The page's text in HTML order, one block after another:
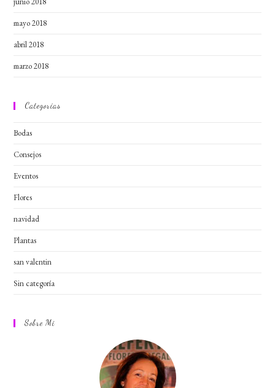
mayo 2018
abril 2018
marzo 2018
Categorías
Bodas
Consejos
Eventos
Flores
navidad
Plantas
san valentin
Sin categoría
Sobre Mi